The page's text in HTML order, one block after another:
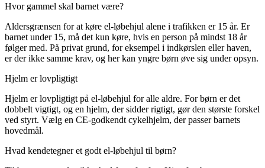
Hvor gammel skal barnet være?
Aldersgrænsen for at køre el-løbehjul alene i trafikken er 15 år. Er
barnet under 15, må det kun køre, hvis en person på mindst 18 år
følger med. På privat grund, for eksempel i indkørslen eller haven,
er der ikke samme krav, og her kan yngre børn øve sig under opsyn.
Hjelm er lovpligtigt
Hjelm er lovpligtigt på el-løbehjul for alle aldre. For børn er det
dobbelt vigtigt, og en hjelm, der sidder rigtigt, gør den største forskel
ved styrt. Vælg en CE-godkendt cykelhjelm, der passer barnets
hovedmål.
Hvad kendetegner et godt el-løbehjul til børn?